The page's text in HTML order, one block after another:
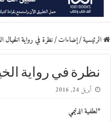
الرئيسية/إضاءات/نظرة في رواية الخيال
نظرة في رواية
أبريل 24, 2016
*لطفية الدليمي